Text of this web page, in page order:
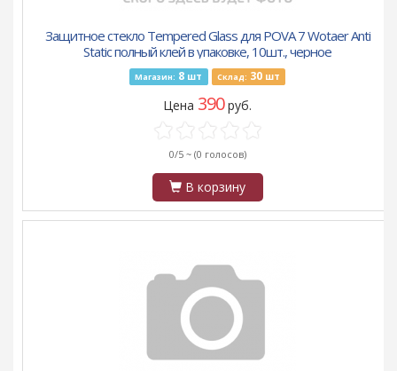
Защитное стекло Tempered Glass для POVA 7 Wotaer Anti
Static полный клей в упаковке, 10шт., черное
Магазин: 8 шт Склад: 30шт
Цена 390руб.
0/5 ~ (0 голосов)
В корзину